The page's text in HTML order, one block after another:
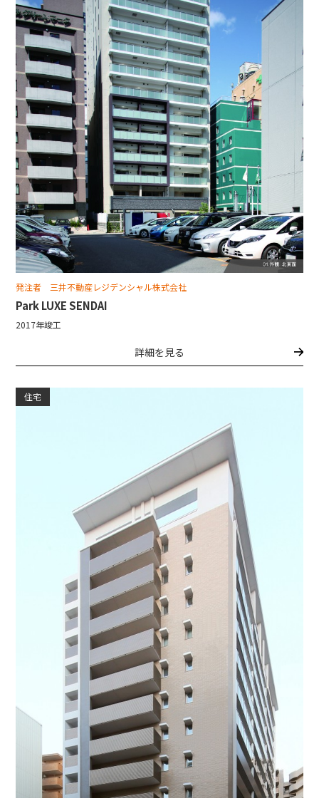
発注者 三井不動産レジデンシャル株式会社
Park LUXE SENDAI
2017年竣工
詳細を見る
住宅